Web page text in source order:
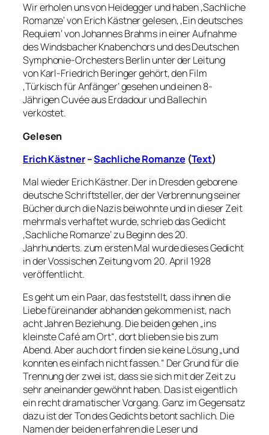
Wir erholen uns von Heidegger und haben ‚Sachliche
Romanze‘ von Erich Kästner gelesen, ‚Ein deutsches
Requiem‘ von Johannes Brahms in einer Aufnahme
des Windsbacher Knabenchors und des Deutschen
Symphonie-Orchesters Berlin unter der Leitung
von Karl-Friedrich Beringer gehört, den Film
‚Türkisch für Anfänger‘ gesehen und einen 8-
Jährigen Cuvée aus Erdadour und Ballechin
verkostet.
Gelesen
Erich Kästner–Sachliche Romanze (Text)
Mal wieder Erich Kästner. Der in Dresden geborene
deutsche Schriftsteller, der der Verbrennung seiner
Bücher durch die Nazis beiwohnte und in dieser Zeit
mehrmals verhaftet wurde, schrieb das Gedicht
‚Sachliche Romanze‘ zu Beginn des 20.
Jahrhunderts. zum ersten Mal wurde dieses Gedicht
in der Vossischen Zeitung vom 20. April 1928
veröffentlicht.
Es geht um ein Paar, das feststellt, dass ihnen die
Liebe füreinander abhanden gekommen ist, nach
acht Jahren Beziehung. Die beiden gehen „ins
kleinste Café am Ort“, dort blieben sie bis zum
Abend. Aber auch dort finden sie keine Lösung „und
konnten es einfach nicht fassen.“ Der Grund für die
Trennung der zwei ist, dass sie sich mit der Zeit zu
sehr aneinander gewöhnt haben. Das ist eigentlich
ein recht dramatischer Vorgang. Ganz im Gegensatz
dazu ist der Ton des Gedichts betont sachlich. Die
Namen der beiden erfahren die Leser und